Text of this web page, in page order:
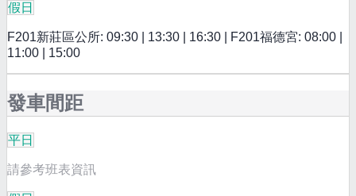
假日
F201新莊區公所: 09:30 | 13:30 | 16:30 | F201福德宮: 08:00 |
11:00 | 15:00
發車間距
平日
請參考班表資訊